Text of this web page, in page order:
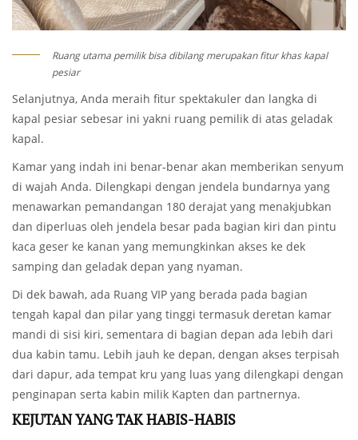
Ruang utama pemilik bisa dibilang merupakan fitur khas kapal
pesiar
Selanjutnya, Anda meraih fitur spektakuler dan langka di
kapal pesiar sebesar ini yakni ruang pemilik di atas geladak
kapal.
Kamar yang indah ini benar-benar akan memberikan senyum
di wajah Anda. Dilengkapi dengan jendela bundarnya yang
menawarkan pemandangan 180 derajat yang menakjubkan
dan diperluas oleh jendela besar pada bagian kiri dan pintu
kaca geser ke kanan yang memungkinkan akses ke dek
samping dan geladak depan yang nyaman.
Di dek bawah, ada Ruang VIP yang berada pada bagian
tengah kapal dan pilar yang tinggi termasuk deretan kamar
mandi di sisi kiri, sementara di bagian depan ada lebih dari
dua kabin tamu. Lebih jauh ke depan, dengan akses terpisah
dari dapur, ada tempat kru yang luas yang dilengkapi dengan
penginapan serta kabin milik Kapten dan partnernya.
KEJUTAN YANG TAK HABIS-HABIS